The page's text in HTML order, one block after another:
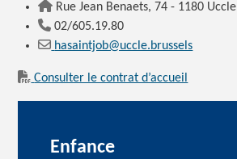
Rue Jean Benaets, 74 - 1180 Uccle
02/605.19.80
hasaintjob@uccle.brussels
Consulter le contrat d’accueil
Enfance